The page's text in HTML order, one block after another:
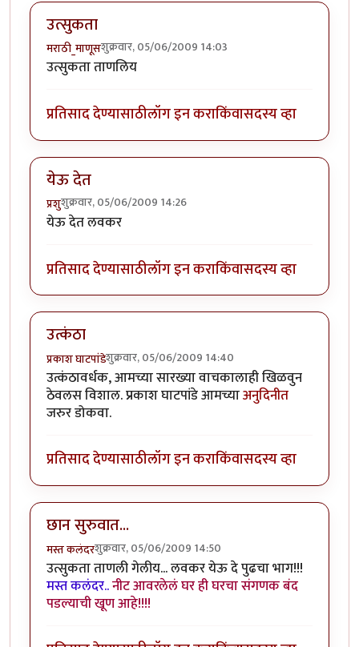
उत्सुकता
मराठी_माणूसशुक्रवार, 05/06/2009 14:03
उत्सुकता ताणलिय
प्रतिसाद देण्यासाठीलॉग इन कराकिंवासदस्य व्हा
येऊ देत
प्रशुशुक्रवार, 05/06/2009 14:26
येऊ देत लवकर
प्रतिसाद देण्यासाठीलॉग इन कराकिंवासदस्य व्हा
उत्कंठा
प्रकाश घाटपांडेशुक्रवार, 05/06/2009 14:40
उत्कंठावर्धक, आमच्या सारख्या वाचकालाही खिळवुन
ठेवलस विशाल. प्रकाश घाटपांडे आमच्याअनुदिनीत
जरुर डोकवा.
प्रतिसाद देण्यासाठीलॉग इन कराकिंवासदस्य व्हा
छान सुरुवात...
मस्त कलंदरशुक्रवार, 05/06/2009 14:50
उत्सुकता ताणली गेलीय... लवकर येऊ दे पुढचा भाग!!!
मस्त कलंदर..नीट आवरलेलं घर ही घरचा संगणक बंद
पडल्याची खूण आहे!!!!